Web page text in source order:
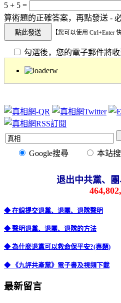
5 + 5 =
算術題的正確答案，再點發送 -
【您可以使用 Ctrl+Enter
勾選後，您的電子郵件將收
Google搜尋 本站
退出中共黨、
◆ 在線提交退黨、退團、退隊聲明
◆ 聲明退黨、退團、退隊的方法
◆ 為什麼退黨可以救命保平安?(專題)
◆ 《九評共產黨》電子書及視頻下載
最新留言